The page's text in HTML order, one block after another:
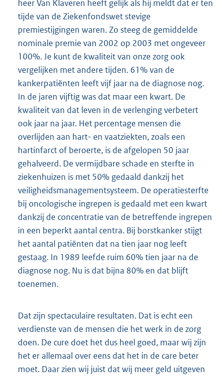
heer Van Klaveren heeft gelijk als hij meldt dat er ten
tijde van de Ziekenfondswet stevige
premiestijgingen waren. Zo steeg de gemiddelde
nominale premie van 2002 op 2003 met ongeveer
100%. Je kunt de kwaliteit van onze zorg ook
vergelijken met andere tijden. 61% van de
kankerpatiënten leeft vijf jaar na de diagnose nog.
In de jaren vijftig was dat maar een kwart. De
kwaliteit van dat leven in de verlenging verbetert
ook jaar na jaar. Het percentage mensen die
overlijden aan hart- en vaatziekten, zoals een
hartinfarct of beroerte, is de afgelopen 50 jaar
gehalveerd. De vermijdbare schade en sterfte in
ziekenhuizen is met 50% gedaald dankzij het
veiligheidsmanagementsysteem. De operatiesterfte
bij oncologische ingrepen is gedaald met een kwart
dankzij de concentratie van de betreffende ingrepen
in een beperkt aantal centra. Bij borstkanker stijgt
het aantal patiënten dat na tien jaar nog leeft
gestaag. In 1989 leefde ruim 60% tien jaar na de
diagnose nog. Nu is dat bijna 80% en dat blijft
toenemen.
Dat zijn spectaculaire resultaten. Dat is echt een
verdienste van de mensen die het werk in de zorg
doen. De cure doet het dus heel goed, maar wij zijn
het er allemaal over eens dat het in de care beter
moet. Daar zien wij juist dat wij meer geld uitgeven